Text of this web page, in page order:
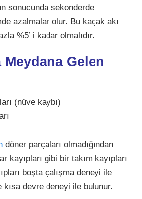
sonucunda sekonderde
azalmalar olur. Bu kaçak akı
%5’ i kadar olmalıdır.
Gelen
(nüve kaybı)
döner parçaları olmadığından
kayıpları gibi bir takım kayıpları
boşta çalışma deneyi ile
kısa devre deneyi ile bulunur.